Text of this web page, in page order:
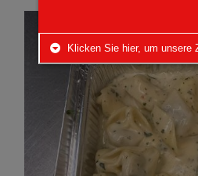
Klicken Sie hier, um unsere